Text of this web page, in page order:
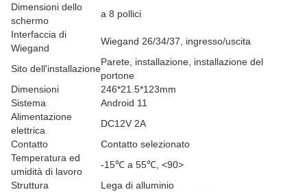
Dimensioni dello
schermo
a 8 pollici
Interfaccia di
Wiegand
Wiegand 26/34/37, ingresso/uscita
Sito dell'installazione
Parete, installazione, installazione del
portone
Dimensioni
246*21.5*123mm
Sistema
Android 11
Alimentazione
elettrica
DC12V 2A
Contatto
Contatto selezionato
Temperatura ed
umidità di lavoro
-15℃ a 55℃, <90>
Struttura
Lega di alluminio